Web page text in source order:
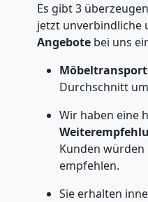
Es gibt 3
jetzt unverbindliche
Angebotebei uns
Durchschnitt
Wir haben eine
Kunden
empfehlen.
Sie erhalten